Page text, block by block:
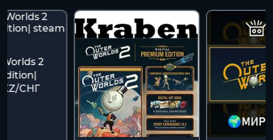
2
CНГ